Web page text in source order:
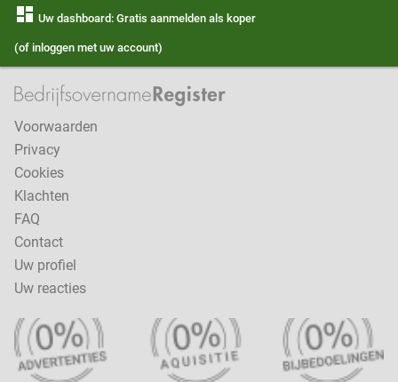
dashboard Uw dashboard: Gratis aanmelden als koper
(of inloggen met uw account)
Voorwaarden
Privacy
Cookies
Klachten
FAQ
Contact
Uw profiel
Uw reacties